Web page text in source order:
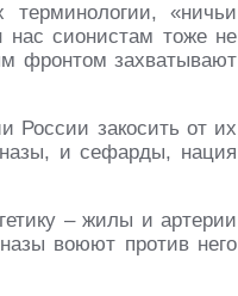
«ничьи
сионистам тоже не
фронтом захватывают
закосить от их
и сефарды, нация
– жилы и артерии
воюют против него